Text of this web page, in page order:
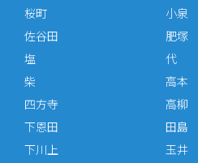
桜町
佐谷田
塩
柴
四方寺
下恩田
下川上
小泉
肥塚
代
高本
高柳
田島
玉井